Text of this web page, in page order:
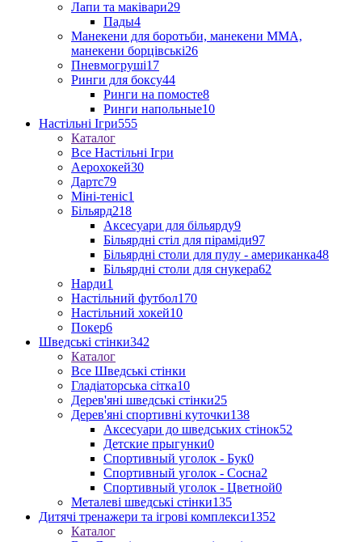
Лапи та маківари29
Пады4
Манекени для боротьби, манекени ММА,
манекени борцівські26
Пневмогруші17
Ринги для боксу44
Ринги на помосте8
Ринги напольные10
Настільні Ігри555
Каталог
Все Настільні Ігри
Аерохокей30
Дартс79
Міні-теніс1
Більярд218
Аксесуари для більярду9
Більярдні стіл для піраміди97
Більярдні столи для пулу - американка48
Більярдні столи для снукера62
Нарди1
Настільний футбол170
Настільний хокей10
Покер6
Шведські стінки342
Каталог
Все Шведські стінки
Гладіаторська сітка10
Дерев'яні шведські стінки25
Дерев'яні спортивні куточки138
Аксесуари до шведських стінок52
Детские прыгунки0
Спортивный уголок - Бук0
Спортивный уголок - Сосна2
Спортивный уголок - Цветной0
Металеві шведські стінки135
Дитячі тренажери та ігрові комплекси1352
Каталог